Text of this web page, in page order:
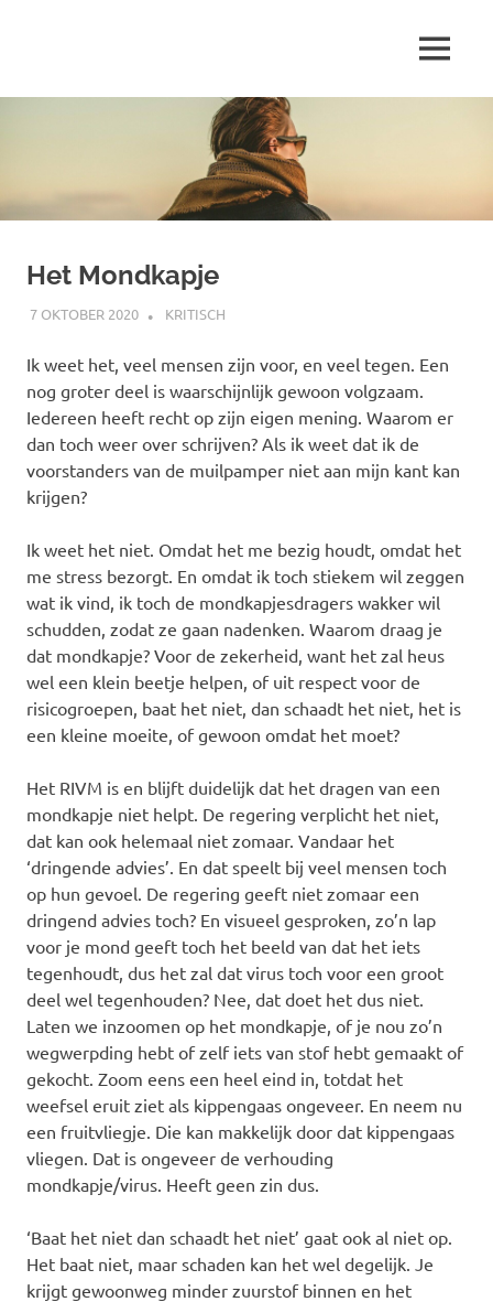
inhoud
…
MENU
Het Mondkapje
7 OKTOBER 2020 MARJOLEIN
KRITISCH
Ik weet het, veel mensen zijn voor, en veel tegen. Een
nog groter deel is waarschijnlijk gewoon volgzaam.
Iedereen heeft recht op zijn eigen mening. Waarom er
dan toch weer over schrijven? Als ik weet dat ik de
voorstanders van de muilpamper niet aan mijn kant kan
krijgen?
Ik weet het niet. Omdat het me bezig houdt, omdat het
me stress bezorgt. En omdat ik toch stiekem wil zeggen
wat ik vind, ik toch de mondkapjesdragers wakker wil
schudden, zodat ze gaan nadenken. Waarom draag je
dat mondkapje? Voor de zekerheid, want het zal heus
wel een klein beetje helpen, of uit respect voor de
risicogroepen, baat het niet, dan schaadt het niet, het is
een kleine moeite, of gewoon omdat het moet?
Het RIVM is en blijft duidelijk dat het dragen van een
mondkapje niet helpt. De regering verplicht het niet,
dat kan ook helemaal niet zomaar. Vandaar het
‘dringende advies’. En dat speelt bij veel mensen toch
op hun gevoel. De regering geeft niet zomaar een
dringend advies toch? En visueel gesproken, zo’n lap
voor je mond geeft toch het beeld van dat het iets
tegenhoudt, dus het zal dat virus toch voor een groot
deel wel tegenhouden? Nee, dat doet het dus niet.
Laten we inzoomen op het mondkapje, of je nou zo’n
wegwerpding hebt of zelf iets van stof hebt gemaakt of
gekocht. Zoom eens een heel eind in, totdat het
weefsel eruit ziet als kippengaas ongeveer. En neem nu
een fruitvliegje. Die kan makkelijk door dat kippengaas
vliegen. Dat is ongeveer de verhouding
mondkapje/virus. Heeft geen zin dus.
‘Baat het niet dan schaadt het niet’ gaat ook al niet op.
Het baat niet, maar schaden kan het wel degelijk. Je
krijgt gewoonweg minder zuurstof binnen en het